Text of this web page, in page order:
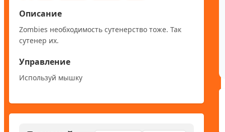
Описание
Zombies необходимость сутенерство тоже. Так
сутенер их.
Управление
Используй мышку